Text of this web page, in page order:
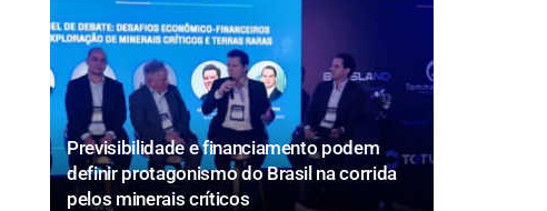
Previsibilidade e financiamento podem
definir protagonismo do Brasil na corrida
pelos minerais críticos